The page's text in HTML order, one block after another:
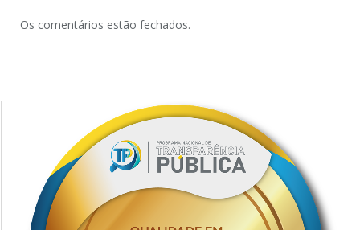
Os comentários estão fechados.